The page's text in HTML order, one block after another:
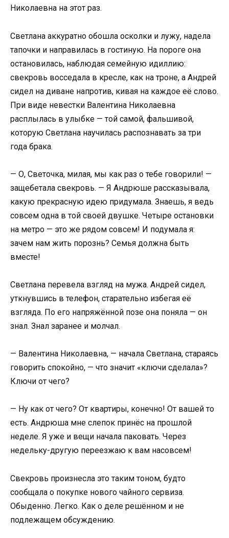
Николаевна на этот раз.
Светлана аккуратно обошла осколки и лужу, надела
тапочки и направилась в гостиную. На пороге она
остановилась, наблюдая семейную идиллию:
свекровь восседала в кресле, как на троне, а Андрей
сидел на диване напротив, кивая на каждое её слово.
При виде невестки Валентина Николаевна
расплылась в улыбке — той самой, фальшивой,
которую Светлана научилась распознавать за три
года брака.
— О, Светочка, милая, мы как раз о тебе говорили! —
защебетала свекровь. — Я Андрюше рассказывала,
какую прекрасную идею придумала. Знаешь, я ведь
совсем одна в той своей двушке. Четыре остановки
на метро — это же рядом совсем! И подумала я:
зачем нам жить порознь? Семья должна быть
вместе!
Светлана перевела взгляд на мужа. Андрей сидел,
уткнувшись в телефон, старательно избегая её
взгляда. По его напряжённой позе она поняла — он
знал. Знал заранее и молчал.
— Валентина Николаевна, — начала Светлана, стараясь
говорить спокойно, — что значит «ключи сделала»?
Ключи от чего?
— Ну как от чего? От квартиры, конечно! От вашей то
есть. Андрюша мне слепок принёс на прошлой
неделе. Я уже и вещи начала паковать. Через
недельку-другую переезжаю к вам насовсем!
Свекровь произнесла это таким тоном, будто
сообщала о покупке нового чайного сервиза.
Обыденно. Легко. Как о деле решённом и не
подлежащем обсуждению.